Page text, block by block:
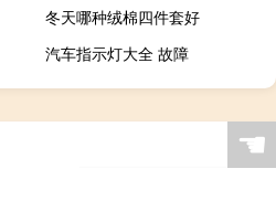
冬天哪种绒棉四件套好
汽车指示灯大全 故障
☚